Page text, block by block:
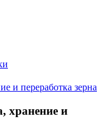
и переработка зерна
хранение и